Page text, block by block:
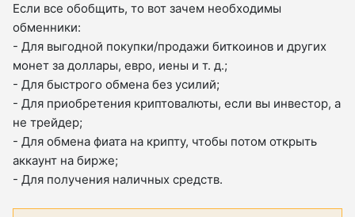
Если все обобщить, то вот зачем необходимы
обменники:
- Для выгодной покупки/продажи биткоинов и других
монет за доллары, евро, иены и т. д.;
- Для быстрого обмена без усилий;
- Для приобретения криптовалюты, если вы инвестор, а
не трейдер;
- Для обмена фиата на крипту, чтобы потом открыть
аккаунт на бирже;
- Для получения наличных средств.